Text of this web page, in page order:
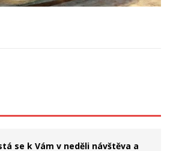
se k Vám v neděli návštěva a